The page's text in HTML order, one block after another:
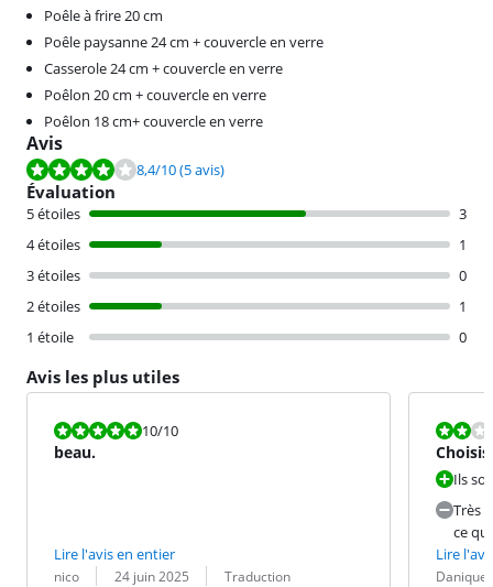
Poêle à frire 20 cm
Poêle paysanne 24 cm + couvercle en verre
Casserole 24 cm + couvercle en verre
Poêlon 20 cm + couvercle en verre
Poêlon 18 cm+ couvercle en verre
Avis
La note est de 8,4 sur 10, basée sur 5 avis.
8,4/10(5 avis)
Évaluation
5 étoiles
3
4 étoiles
1
3 étoiles
0
2 étoiles
1
1 étoile
0
Avis les plus utiles
La note est 10 sur 10.
10/10
beau.
Lire l'avis en entier
Évaluation par :
nico
Date : 24 juin 2025
Traduction :
Traduction
La note est
Ils
Très
ce
Lire
Évaluation
Danique
Date :
Traduction :